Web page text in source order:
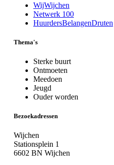
WijWijchen
Netwerk 100
HuurdersBelangenDruten
Thema's
Sterke buurt
Ontmoeten
Meedoen
Jeugd
Ouder worden
Bezoekadressen
Wijchen
Stationsplein 1
6602 BN Wijchen